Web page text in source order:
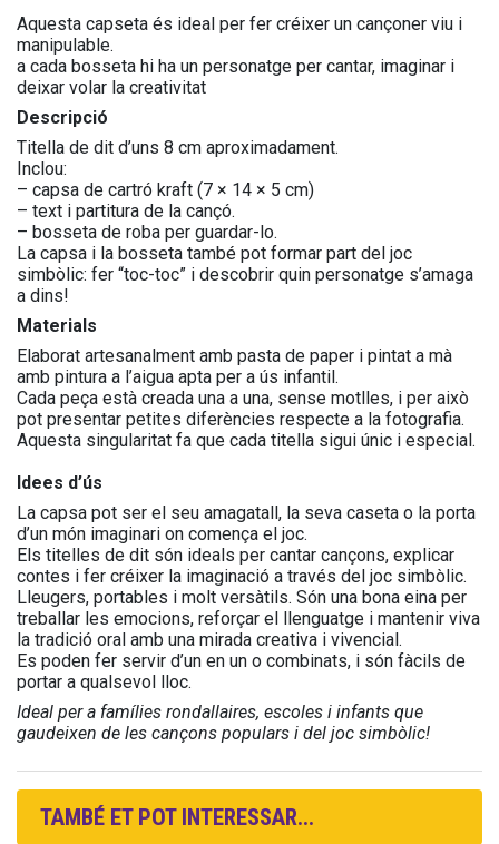
Aquesta capseta és ideal per fer créixer un cançoner viu i
manipulable.
a cada bosseta hi ha un personatge per cantar, imaginar i
deixar volar la creativitat
Descripció
Titella de dit d’uns 8 cm aproximadament.
Inclou:
– capsa de cartró kraft (7 × 14 × 5 cm)
– text i partitura de la cançó.
– bosseta de roba per guardar-lo.
La capsa i la bosseta també pot formar part del joc
simbòlic: fer “toc-toc” i descobrir quin personatge s’amaga
a dins!
Materials
Elaborat artesanalment amb pasta de paper i pintat a mà
amb pintura a l’aigua apta per a ús infantil.
Cada peça està creada una a una, sense motlles, i per això
pot presentar petites diferències respecte a la fotografia.
Aquesta singularitat fa que cada titella sigui únic i especial.
Idees d’ús
La capsa pot ser el seu amagatall, la seva caseta o la porta
d’un món imaginari on comença el joc.
Els titelles de dit són ideals per cantar cançons, explicar
contes i fer créixer la imaginació a través del joc simbòlic.
Lleugers, portables i molt versàtils. Són una bona eina per
treballar les emocions, reforçar el llenguatge i mantenir viva
la tradició oral amb una mirada creativa i vivencial.
Es poden fer servir d’un en un o combinats, i són fàcils de
portar a qualsevol lloc.
Ideal per a famílies rondallaires, escoles i infants que
gaudeixen de les cançons populars i del joc simbòlic!
TAMBÉ ET POT INTERESSAR...